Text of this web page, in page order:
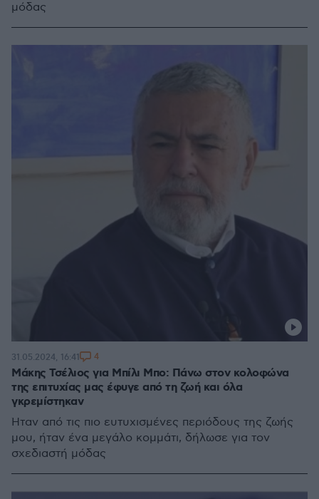
μόδας
Μάκης Τσέλιος για Μπίλι Μπο: Πάνω στον κολοφώνα
της επιτυχίας μας έφυγε από τη ζωή και όλα
γκρεμίστηκαν
Ήταν από τις πιο ευτυχισμένες περιόδους της ζωής
μου, ήταν ένα μεγάλο κομμάτι, δήλωσε για τον
σχεδιαστή μόδας
31.05.2024, 16:41 4